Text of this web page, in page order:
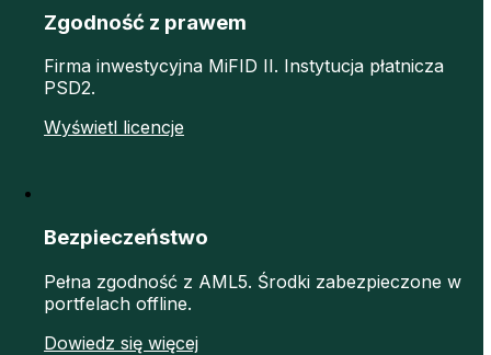
Zgodność z prawem
Firma inwestycyjna MiFID II. Instytucja płatnicza
PSD2.
Wyświetl licencje
Bezpieczeństwo
Pełna zgodność z AML5. Środki zabezpieczone w
portfelach offline.
Dowiedz się więcej